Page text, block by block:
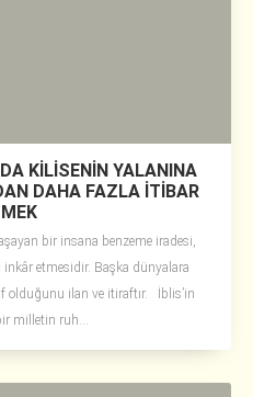
KİLİSENİN YALANINA
DAHA FAZLA İTİBAR
bir insana benzeme iradesi,
inkâr etmesidir. Başka dünyalara
olduğunu ilan ve itiraftır. İblis’in
milletin ruh...